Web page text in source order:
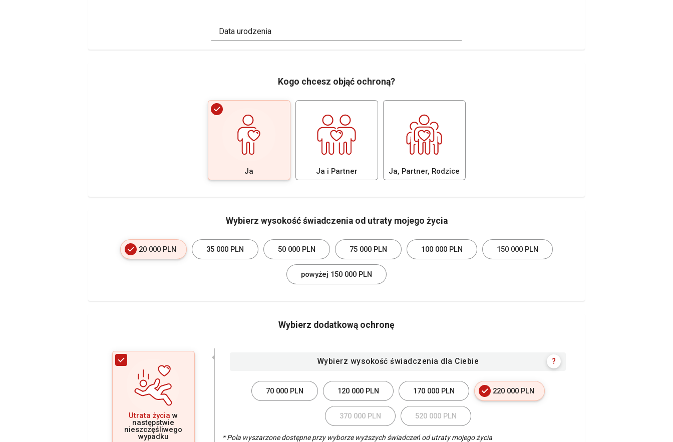
Data urodzenia
Kogo chcesz objąć ochroną?
Ja Ja i Partner Ja, Partner, Rodzice
Wybierz wysokość świadczenia od utraty mojego życia
20 000 PLN 35 000 PLN 50 000 PLN 75 000 PLN 100 000 PLN 150 000 PLN
powyżej 150 000 PLN
Wybierz dodatkową ochronę
Utrata życia w
następstwie
nieszczęśliwego
wypadku
Wybierz wysokość świadczenia dla Ciebie ?
70 000 PLN 120 000 PLN 170 000 PLN 220 000 PLN
370 000 PLN 520 000 PLN
* Pola wyszarzone dostępne przy wyborze wyższych świadczeń od utraty mojego życia